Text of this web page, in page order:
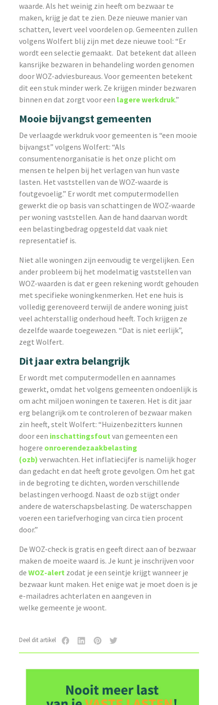
waarde. Als het weinig zin heeft om bezwaar te
maken, krijg je dat te zien. Deze nieuwe manier van
schatten, levert veel voordelen op. Gemeenten zullen
volgens Wolfert blij zijn met deze nieuwe tool: “Er
wordt een selectie gemaakt. Dat betekent dat alleen
kansrijke bezwaren in behandeling worden genomen
door WOZ-adviesbureaus. Voor gemeenten betekent
dit een stuk minder werk. Ze krijgen minder bezwaren
binnen en dat zorgt voor een lagere werkdruk.”
Mooie bijvangst gemeenten
De verlaagde werkdruk voor gemeenten is “een mooie
bijvangst” volgens Wolfert: “Als
consumentenorganisatie is het onze plicht om
mensen te helpen bij het verlagen van hun vaste
lasten. Het vaststellen van de WOZ-waarde is
foutgevoelig.” Er wordt met computermodellen
gewerkt die op basis van schattingen de WOZ-waarde
per woning vaststellen. Aan de hand daarvan wordt
een belastingbedrag opgesteld dat vaak niet
representatief is.
Niet alle woningen zijn eenvoudig te vergelijken. Een
ander probleem bij het modelmatig vaststellen van
WOZ-waarden is dat er geen rekening wordt gehouden
met specifieke woningkenmerken. Het ene huis is
volledig gerenoveerd terwijl de andere woning juist
veel achterstallig onderhoud heeft. Toch krijgen ze
dezelfde waarde toegewezen. “Dat is niet eerlijk”,
zegt Wolfert.
Dit jaar extra belangrijk
Er wordt met computermodellen en aannames
gewerkt, omdat het volgens gemeenten ondoenlijk is
om acht miljoen woningen te taxeren. Het is dit jaar
erg belangrijk om te controleren of bezwaar maken
zin heeft, stelt Wolfert: “Huizenbezitters kunnen
door een inschattingsfout van gemeenten een
hogere onroerendezaakbelasting
(ozb) verwachten. Het inflatiecijfer is namelijk hoger
dan gedacht en dat heeft grote gevolgen. Om het gat
in de begroting te dichten, worden verschillende
belastingen verhoogd. Naast de ozb stijgt onder
andere de waterschapsbelasting. De waterschappen
voeren een tariefverhoging van circa tien procent
door.”
De WOZ-check is gratis en geeft direct aan of bezwaar
maken de moeite waard is. Je kunt je inschrijven voor
deWOZ-alert zodat je een seintje krijgt wanneer je
bezwaar kunt maken. Het enige wat je moet doen is je
e-mailadres achterlaten en aangeven in
welke gemeente je woont.
Deel dit artikel